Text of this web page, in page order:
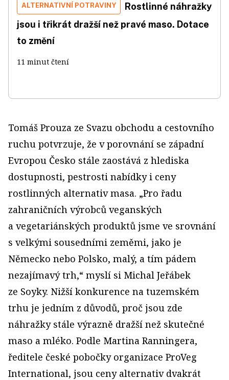
ALTERNATIVNÍ POTRAVINY
Rostlinné náhražky
jsou i třikrát dražší než pravé maso. Dotace
to změní
11 minut čtení
Tomáš Prouza ze Svazu obchodu a cestovního
ruchu potvrzuje, že v porovnání se západní
Evropou Česko stále zaostává z hlediska
dostupnosti, pestrosti nabídky i ceny
rostlinných alternativ masa. „Pro řadu
zahraničních výrobců veganských
a vegetariánských produktů jsme ve srovnání
s velkými sousedními zeměmi, jako je
Německo nebo Polsko, malý, a tím pádem
nezajímavý trh,“ myslí si Michal Jeřábek
ze Soyky. Nižší konkurence na tuzemském
trhu je jedním z důvodů, proč jsou zde
náhražky stále výrazně dražší než skutečné
maso a mléko. Podle Martina Ranningera,
ředitele české pobočky organizace ProVeg
International, jsou ceny alternativ dvakrát